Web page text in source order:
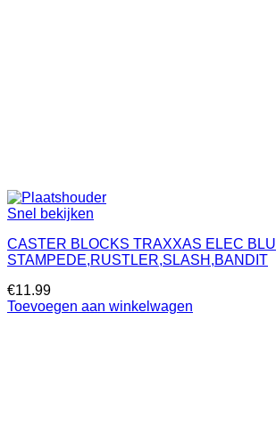
Snel bekijken
CASTER BLOCKS TRAXXAS ELEC BLU
STAMPEDE,RUSTLER,SLASH,BANDIT
€11.99
Toevoegen aan winkelwagen